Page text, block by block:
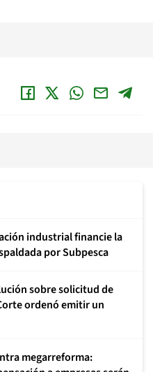
industrial financie la
por Subpesca
sobre solicitud de
ordenó emitir un
megarreforma: